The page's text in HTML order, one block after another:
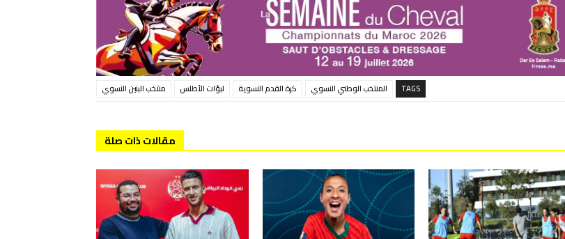
TAGS المنتخب الوطني النسوي كرة القدم النسوية لبؤات الأطلس منتخب البنين النسوي
مقالات ذات صلة